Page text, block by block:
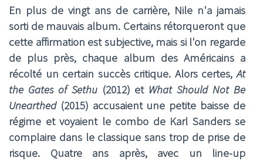
En plus de vingt ans de carrière, Nile n'a jamais
sorti de mauvais album. Certains rétorqueront que
cette affirmation est subjective, mais si l'on regarde
de plus près, chaque album des Américains a
récolté un certain succès critique. Alors certes,At
the Gates of Sethu(2012) etWhat Should Not Be
Unearthed(2015) accusaient une petite baisse de
régime et voyaient le combo de Karl Sanders se
complaire dans le classique sans trop de prise de
risque. Quatre ans après, avec un line-up